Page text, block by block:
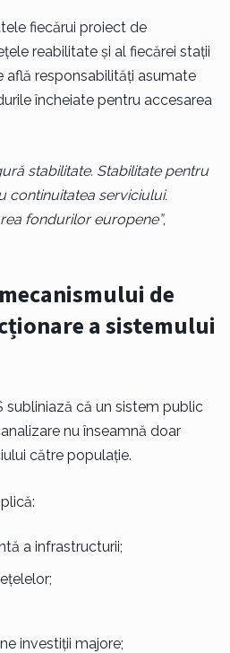
fiecărui proiect de
reabilitate și al fiecărei stații
află responsabilități asumate
încheiate pentru accesarea
stabilitate. Stabilitate pentru
continuitatea serviciului.
fondurilor europene”,
de
a sistemului
subliniază că un sistem public
nu înseamnă doar
către populație.
a infrastructurii;
investiții majore;